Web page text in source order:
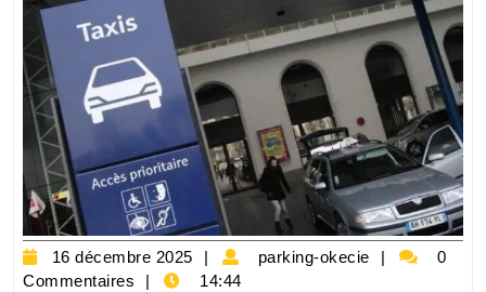
l’Aéroport
CDG:
Voyage
Facile
Sans
Stress
16 décembre 2025
16
décembre
parking-okecie
parking-
0
Commentaires
14:44